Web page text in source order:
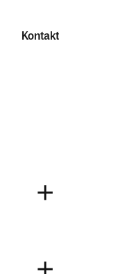
Kontakt